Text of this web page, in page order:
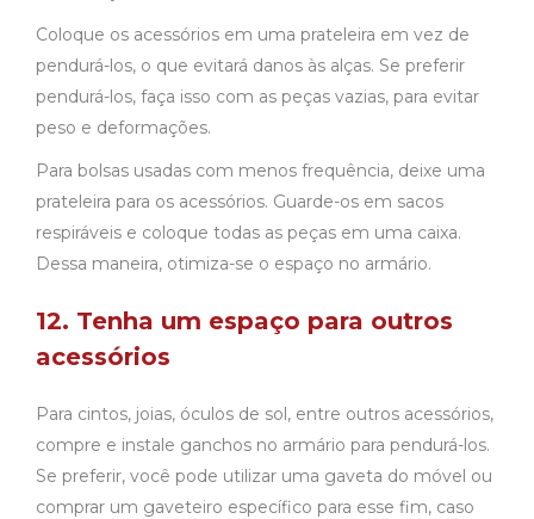
Coloque os acessórios em uma prateleira em vez de
pendurá-los, o que evitará danos às alças. Se preferir
pendurá-los, faça isso com as peças vazias, para evitar
peso e deformações.
Para bolsas usadas com menos frequência, deixe uma
prateleira para os acessórios. Guarde-os em sacos
respiráveis e coloque todas as peças em uma caixa.
Dessa maneira, otimiza-se o espaço no armário.
12. Tenha um espaço para outros
acessórios
Para cintos, joias, óculos de sol, entre outros acessórios,
compre e instale ganchos no armário para pendurá-los.
Se preferir, você pode utilizar uma gaveta do móvel ou
comprar um gaveteiro específico para esse fim, caso